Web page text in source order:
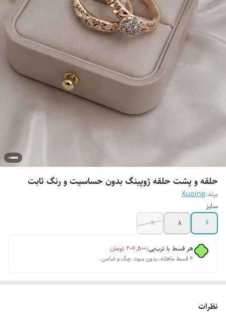
حلقه و پشت حلقه ژوپینگ بدون حساسیت و رنگ ثابت
برند:Xuping
سایز
6
8
9
هر قسط با ترب‌پی:۲۰۶٬۵۰۰ تومان
۴ قسط ماهانه. بدون سود، چک و ضامن.
نظرات